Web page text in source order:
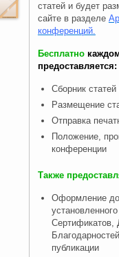
статей и будет
сайте в разделе
конференций.
Бесплатно
предоставляется:
Сборник
Размещение
Отправка
Положение,
конференции
Также
Оформление
Сертификатов,
публикации